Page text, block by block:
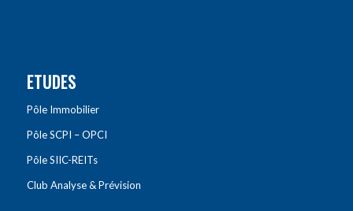
ETUDES
Pôle Immobilier
Pôle SCPI – OPCI
Pôle SIIC-REITs
Club Analyse & Prévision